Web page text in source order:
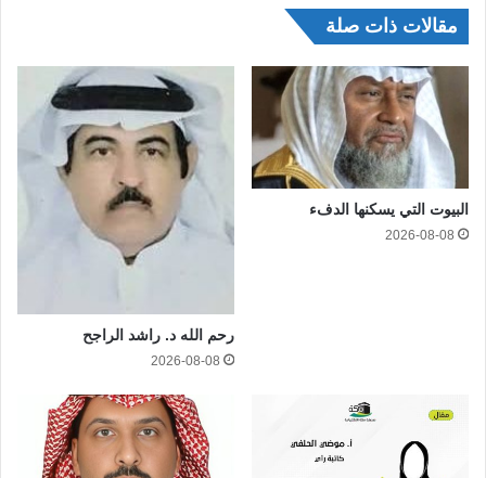
مقالات ذات صلة
البيوت التي يسكنها الدفء
2026-08-08
رحم الله د. راشد الراجح
2026-08-08